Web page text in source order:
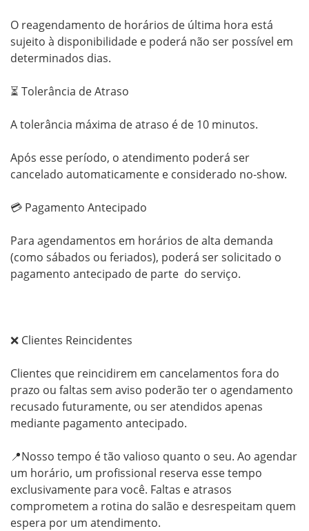
O reagendamento de horários de última hora está
sujeito à disponibilidade e poderá não ser possível em
determinados dias.
⏳ Tolerância de Atraso
A tolerância máxima de atraso é de 10 minutos.
Após esse período, o atendimento poderá ser
cancelado automaticamente e considerado no-show.
💳 Pagamento Antecipado
Para agendamentos em horários de alta demanda
(como sábados ou feriados), poderá ser solicitado o
pagamento antecipado de parte  do serviço.
❌ Clientes Reincidentes
Clientes que reincidirem em cancelamentos fora do
prazo ou faltas sem aviso poderão ter o agendamento
recusado futuramente, ou ser atendidos apenas
mediante pagamento antecipado.
📍Nosso tempo é tão valioso quanto o seu. Ao agendar
um horário, um profissional reserva esse tempo
exclusivamente para você. Faltas e atrasos
comprometem a rotina do salão e desrespeitam quem
espera por um atendimento.